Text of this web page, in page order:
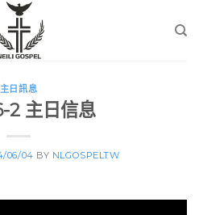
主日訊息
2 主日信息
06/04 BY NLGOSPELTW